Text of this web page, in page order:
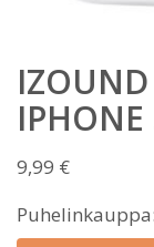
IZOUND
IPHONE
9,99 €
Puhelinkauppa: